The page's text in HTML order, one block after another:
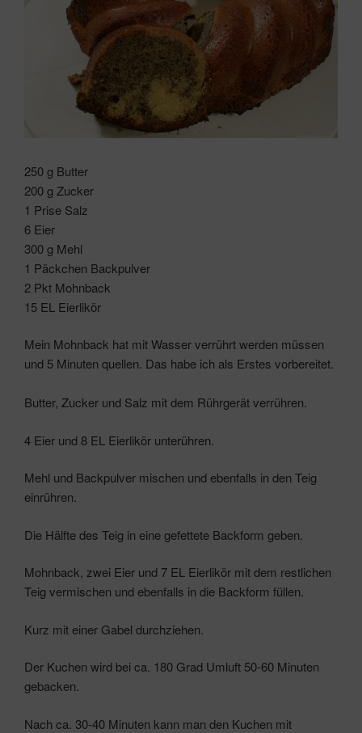
250 g Butter
200 g Zucker
1 Prise Salz
6 Eier
300 g Mehl
1 Päckchen Backpulver
2 Pkt Mohnback
15 EL Eierlikör
Mein Mohnback hat mit Wasser verrührt werden müssen
und 5 Minuten quellen. Das habe ich als Erstes vorbereitet.
Butter, Zucker und Salz mit dem Rührgerät verrühren.
4 Eier und 8 EL Eierlikör unterühren.
Mehl und Backpulver mischen und ebenfalls in den Teig
einrühren.
Die Hälfte des Teig in eine gefettete Backform geben.
Mohnback, zwei Eier und 7 EL Eierlikör mit dem restlichen
Teig vermischen und ebenfalls in die Backform füllen.
Kurz mit einer Gabel durchziehen.
Der Kuchen wird bei ca. 180 Grad Umluft 50-60 Minuten
gebacken.
Nach ca. 30-40 Minuten kann man den Kuchen mit